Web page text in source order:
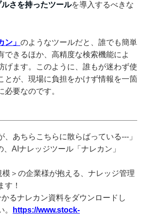
さを持ったツールを導入するべきな
ン」 のようなツールだと、誰でも簡単
できるほか、高精度な検索機能によ
げます。このように、誰もが迷わず使
とが、現場に負担をかけず情報を一箇
必要なのです。
、あちらこちらに散らばっている---」
、AIナレッジツール「ナレカン」
模＞の企業様が抱える、ナレッジ管理
す！
るナレカン資料をダウンロードし
https://www.stock-